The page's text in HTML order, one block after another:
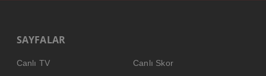
SAYFALAR
Canlı TV
Canlı Skor